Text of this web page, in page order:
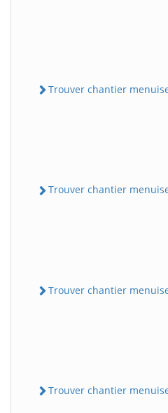
Trouver chantier
Trouver chantier
Trouver chantier
Trouver chantier